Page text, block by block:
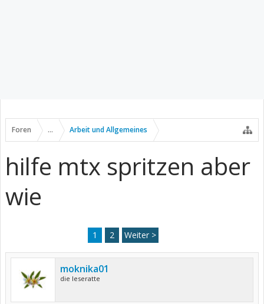
Foren ... Arbeit und Allgemeines
hilfe mtx spritzen aber
wie
1 2 Weiter >
moknika01
die leseratte